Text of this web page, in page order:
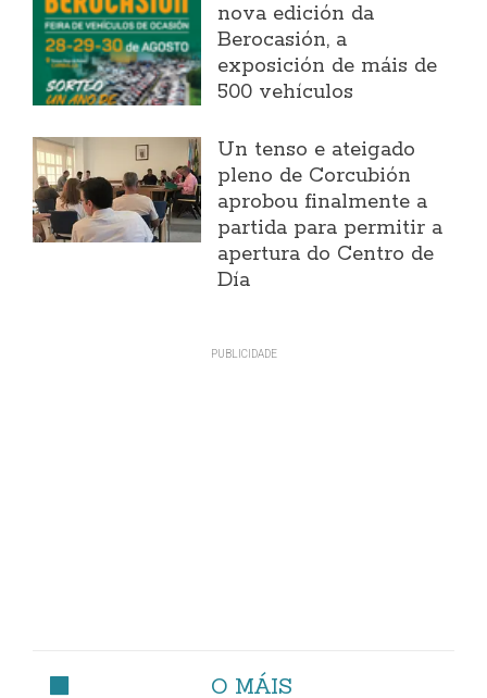
nova edición da
Berocasión, a
exposición de máis de
500 vehículos
Un tenso e ateigado
pleno de Corcubión
aprobou finalmente a
partida para permitir a
apertura do Centro de
Día
O MÁIS